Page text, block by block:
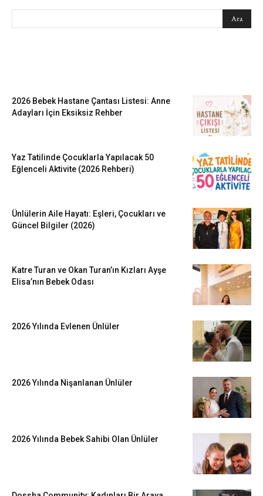
2026 Bebek Hastane Çantası Listesi: Anne
Adayları İçin Eksiksiz Rehber
Yaz Tatilinde Çocuklarla Yapılacak 50
Eğlenceli Aktivite (2026 Rehberi)
Ünlülerin Aile Hayatı: Eşleri, Çocukları ve
Güncel Bilgiler (2026)
Katre Turan ve Okan Turan’ın Kızları Ayşe
Elisa’nın Bebek Odası
2026 Yılında Evlenen Ünlüler
2026 Yılında Nişanlanan Ünlüler
2026 Yılında Bebek Sahibi Olan Ünlüler